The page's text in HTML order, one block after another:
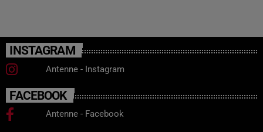
INSTAGRAM
Antenne - Instagram
FACEBOOK
Antenne - Facebook